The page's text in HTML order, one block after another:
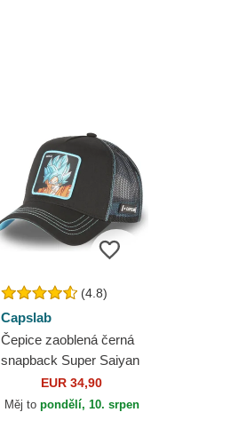
(4.8)
Capslab
Čepice zaoblená černá
snapback Super Saiyan
Blue CAS GOK1 Son
Goku Dragon Ball
EUR 34,90
Měj to pondělí, 10. srpen